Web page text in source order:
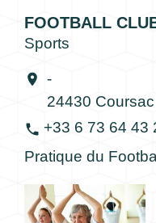
FOOTBALL
Sports
location_on -
24430 Coursac
phone +33 6 73 64 43
Pratique du